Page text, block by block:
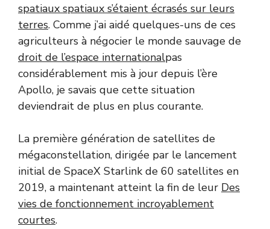
spatiaux spatiaux s’étaient écrasés sur leurs
terres. Comme j’ai aidé quelques-uns de ces
agriculteurs à négocier le monde sauvage de
droit de l’espace internationalpas
considérablement mis à jour depuis l’ère
Apollo, je savais que cette situation
deviendrait de plus en plus courante.
La première génération de satellites de
mégaconstellation, dirigée par le lancement
initial de SpaceX Starlink de 60 satellites en
2019, a maintenant atteint la fin de leur Des
vies de fonctionnement incroyablement
courtes.